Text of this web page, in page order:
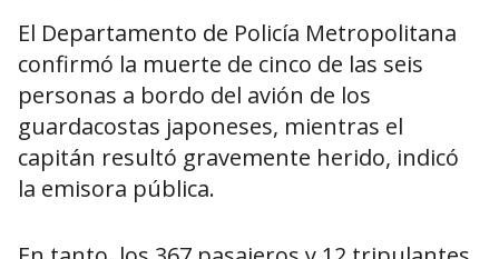
El Departamento de Policía Metropolitana
confirmó la muerte de cinco de las seis
personas a bordo del avión de los
guardacostas japoneses, mientras el
capitán resultó gravemente herido, indicó
la emisora pública.